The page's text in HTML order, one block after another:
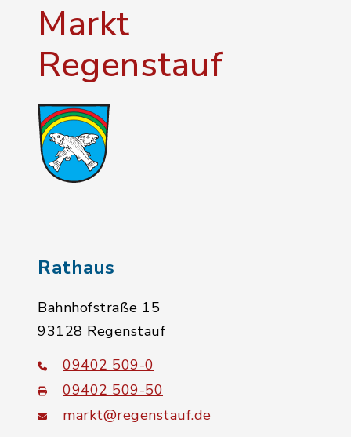
Markt
Regenstauf
Rathaus
Bahnhofstraße 15
93128 Regenstauf
09402 509-0
09402 509-50
markt@regenstauf.de